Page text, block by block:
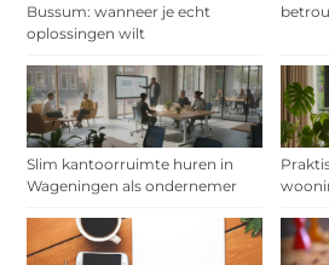
Bussum: wanneer je echt
oplossingen wilt
Slim kantoorruimte huren in
Wageningen als ondernemer